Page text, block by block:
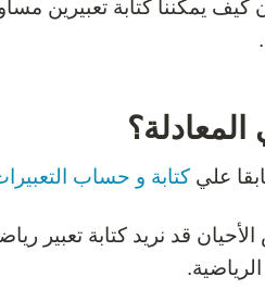
كيف يمكننا كتابة تعبيرين
علي كتابة و حساب
قد نريد كتابة تعبير